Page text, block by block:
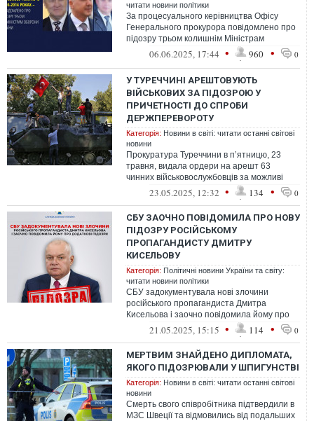
читати новини політики
За процесуального керівництва Офісу
Генерального прокурора повідомлено про
підозру трьом колишнім Міністрам
оборони України у державній зраді (ч. 1 ст...
06.06.2025, 17:44 • 960 • 0
У ТУРЕЧЧИНІ АРЕШТОВУЮТЬ
ВІЙСЬКОВИХ ЗА ПІДОЗРОЮ У
ПРИЧЕТНОСТІ ДО СПРОБИ
ДЕРЖПЕРЕВОРОТУ
Категорія: Новини в світі: читати останні світові
новини
Прокуратура Туреччини в п’ятницю, 23
травня, видала ордери на арешт 63
чинних військовослужбовців за можливі
зв’язки з угрупованням, яке звинувачують
23.05.2025, 12:32 • 134 • 0
СБУ ЗАОЧНО ПОВІДОМИЛА ПРО НОВУ
ПІДОЗРУ РОСІЙСЬКОМУ
ПРОПАГАНДИСТУ ДМИТРУ
КИСЕЛЬОВУ
Категорія: Політичні новини України та світу:
читати новини політики
СБУ задокументувала нові злочини
російського пропагандиста Дмитра
Кисельова і заочно повідомила йому про
додаткову підозру.
21.05.2025, 15:15 • 114 • 0
МЕРТВИМ ЗНАЙДЕНО ДИПЛОМАТА,
ЯКОГО ПІДОЗРЮВАЛИ У ШПИГУНСТВІ
Категорія: Новини в світі: читати останні світові
новини
Смерть свого співробітника підтвердили в
МЗС Швеції та відмовились від подальших